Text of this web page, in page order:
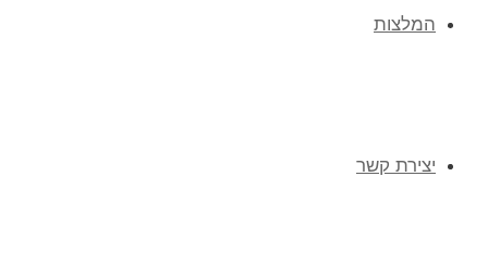
המלצות
יצירת קשר